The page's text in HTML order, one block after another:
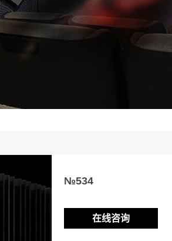
№534
在线咨询